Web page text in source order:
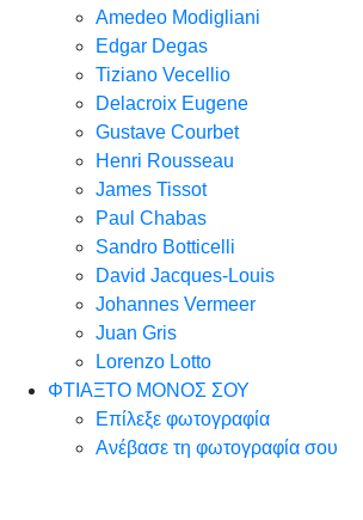
Amedeo Modigliani
Edgar Degas
Tiziano Vecellio
Delacroix Eugene
Gustave Courbet
Henri Rousseau
James Tissot
Paul Chabas
Sandro Botticelli
David Jacques-Louis
Johannes Vermeer
Juan Gris
Lorenzo Lotto
ΦΤΙΑΞΤΟ ΜΟΝΟΣ ΣΟΥ
Επίλεξε φωτογραφία
Ανέβασε τη φωτογραφία σου